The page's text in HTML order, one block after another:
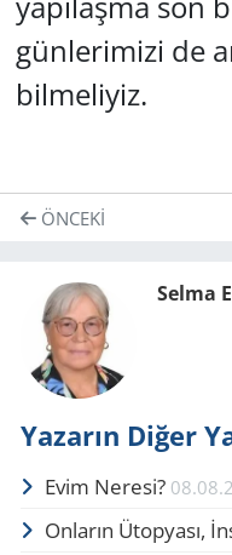
günlerimizi de
bilmeliyiz.
ÖNCEKI
Selma
Yazarın Diğer
Evim Neresi?
Onların Ütopyası,